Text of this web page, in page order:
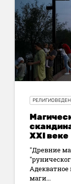
XXI веке
"Древние
маги...